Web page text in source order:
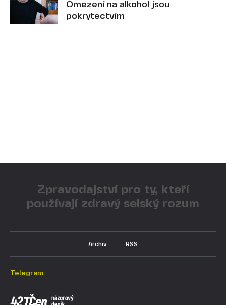
Omezení na alkohol jsou
pokrytectvím
Zpravodajství pro ty, kteří
používají zdravý selský rozum
Archiv RSS
Telegram